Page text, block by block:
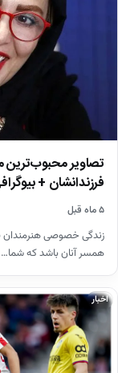
تصاویر محبوب‌ترین
فرزندانشان +
۵ ماه قبل
زندگی خصوصی هنرمندان
همسر آنان باشد که شما…
اخبار